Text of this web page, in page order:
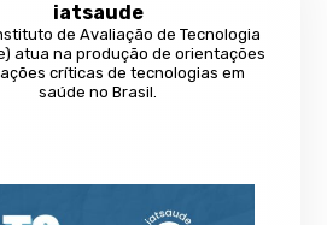
iatsaude
de Avaliação de Tecnologia
atua na produção de orientações
críticas de tecnologias em
saúde no Brasil.